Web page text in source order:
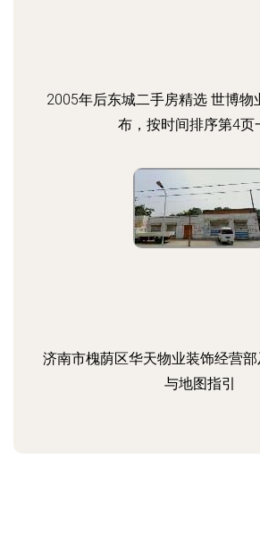
2005年后东城二手房精选 世博物
布，按时间排序第4页
济南市槐荫区华天物业装饰经营
与地图指引